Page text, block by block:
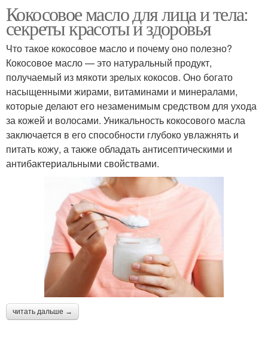
Кокосовое масло для лица и тела:
секреты красоты и здоровья
Что такое кокосовое масло и почему оно полезно?
Кокосовое масло — это натуральный продукт,
получаемый из мякоти зрелых кокосов. Оно богато
насыщенными жирами, витаминами и минералами,
которые делают его незаменимым средством для ухода
за кожей и волосами. Уникальность кокосового масла
заключается в его способности глубоко увлажнять и
питать кожу, а также обладать антисептическими и
антибактериальными свойствами.
читать дальше →